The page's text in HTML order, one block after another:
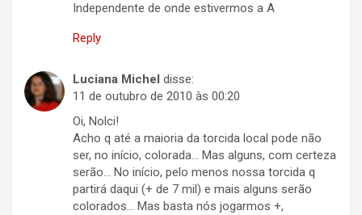
Independente de onde estivermos a A
Reply
Luciana Michel disse:
11 de outubro de 2010 às 00:20
Oi, Nolci!
Acho q até a maioria da torcida local pode não
ser, no início, colorada… Mas alguns, com certeza
serão… No início, pelo menos nossa torcida q
partirá daqui (+ de 7 mil) e mais alguns serão
colorados… Mas basta nós jogarmos +,